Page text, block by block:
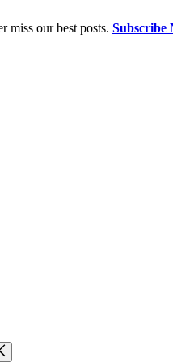
miss our best posts. Subscribe